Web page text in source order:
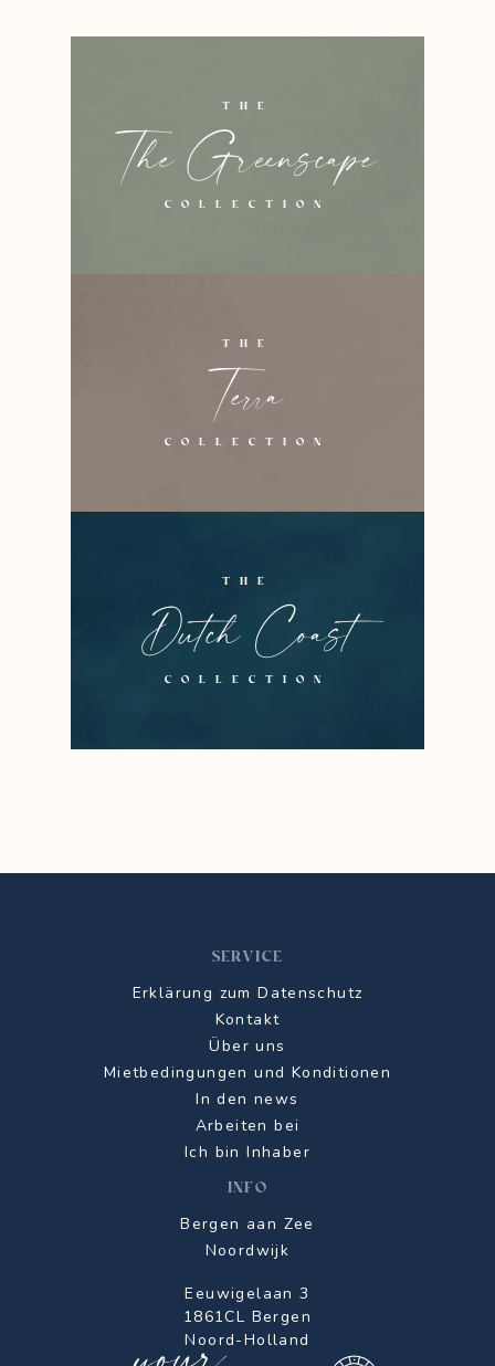
THE
The Greenscape
COLLECTION
THE
Terra
COLLECTION
THE
Dutch Coast
COLLECTION
SERVICE
Erklärung zum Datenschutz
Kontakt
Über uns
Mietbedingungen und Konditionen
In den news
Arbeiten bei
Ich bin Inhaber
INFO
Bergen aan Zee
Noordwijk
Eeuwigelaan 3
1861CL Bergen
Noord-Holland